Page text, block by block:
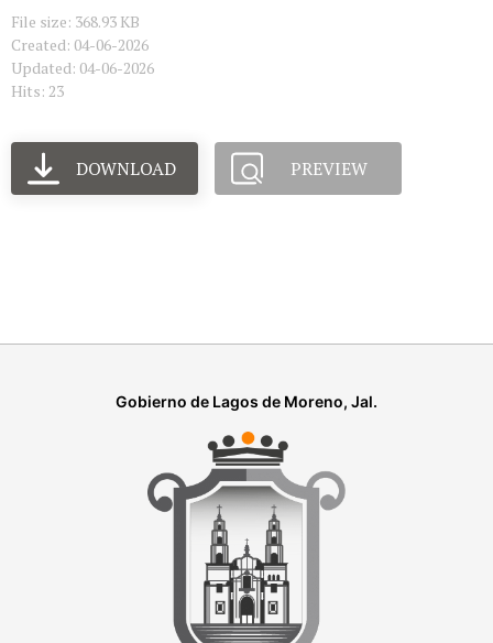
File size: 368.93 KB
Created: 04-06-2026
Updated: 04-06-2026
Hits: 23
DOWNLOAD PREVIEW
Gobierno de Lagos de Moreno, Jal.